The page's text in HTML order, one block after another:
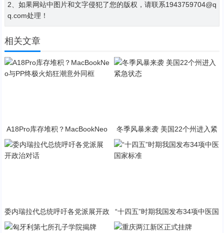
2、如果网站中图片和文字侵犯了您的版权，请联系1943759704@q
q.com处理！
相关文章
A18Pro库存堆积？MacBookNeo
与PP终极火焰狂潮意外同框
冬季风暴来袭 美国22个州进入紧
急状态
委内瑞拉代总统呼吁各党派展开政
“十四五”时期我国发布34项中医国